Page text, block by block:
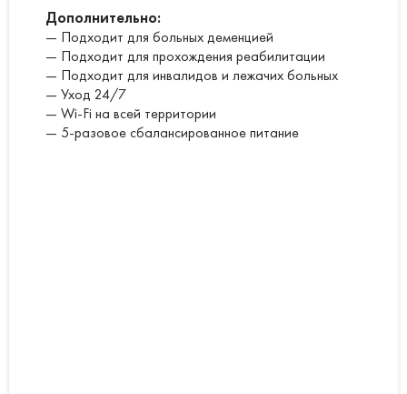
Дополнительно:
— Подходит для больных деменцией
— Подходит для прохождения реабилитации
— Подходит для инвалидов и лежачих больных
— Уход 24/7
— Wi-Fi на всей территории
— 5-разовое сбалансированное питание